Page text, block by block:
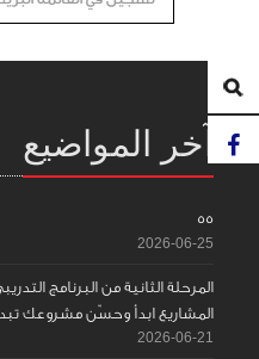
آخر المواضيع
55
2026-06-25
المرحلة الثانية من البرنامج
المشاريع ابدأ وحسّن مشروعك
2026-06-21